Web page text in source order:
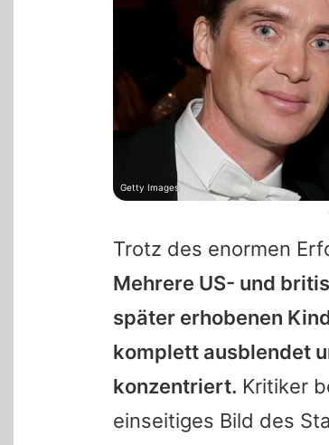
Trotz des enormen
Mehrere US- und
später erhobenen
komplett ausblendet
konzentriert. Kritiker
einseitiges Bild des
Getty Images